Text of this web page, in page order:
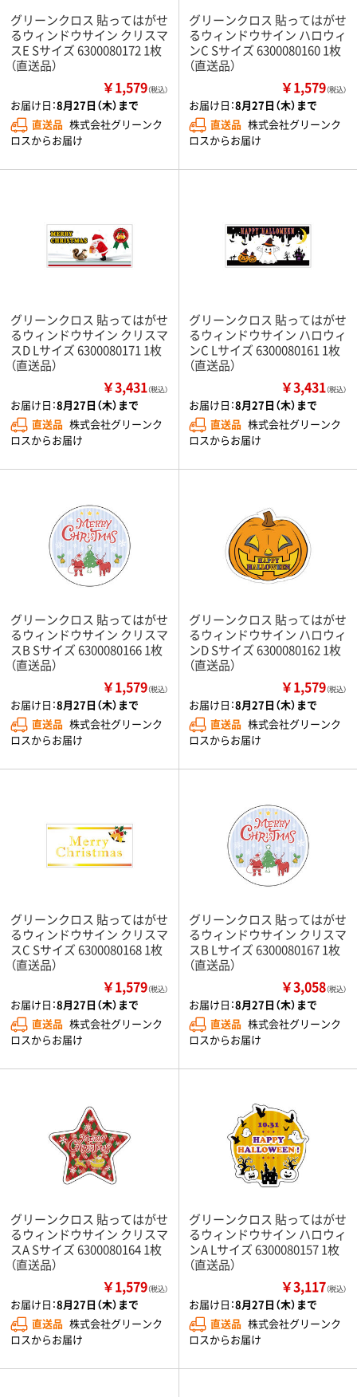
グリーンクロス 貼ってはがせ
るウィンドウサイン クリスマ
スE Sサイズ 6300080172 1枚
（直送品）
￥1,579（税込）
お届け日：8月27日（木）まで
直送品 株式会社グリーンク
ロスからお届け
グリーンクロス 貼ってはがせ
るウィンドウサイン ハロウィ
ンC Sサイズ 6300080160 1枚
（直送品）
￥1,579（税込）
お届け日：8月27日（木）まで
直送品 株式会社グリーンク
ロスからお届け
グリーンクロス 貼ってはがせ
るウィンドウサイン クリスマ
スD Lサイズ 6300080171 1枚
（直送品）
￥3,431（税込）
お届け日：8月27日（木）まで
直送品 株式会社グリーンク
ロスからお届け
グリーンクロス 貼ってはがせ
るウィンドウサイン ハロウィ
ンC Lサイズ 6300080161 1枚
（直送品）
￥3,431（税込）
お届け日：8月27日（木）まで
直送品 株式会社グリーンク
ロスからお届け
グリーンクロス 貼ってはがせ
るウィンドウサイン クリスマ
スB Sサイズ 6300080166 1枚
（直送品）
￥1,579（税込）
お届け日：8月27日（木）まで
直送品 株式会社グリーンク
ロスからお届け
グリーンクロス 貼ってはがせ
るウィンドウサイン ハロウィ
ンD Sサイズ 6300080162 1枚
（直送品）
￥1,579（税込）
お届け日：8月27日（木）まで
直送品 株式会社グリーンク
ロスからお届け
グリーンクロス 貼ってはがせ
るウィンドウサイン クリスマ
スC Sサイズ 6300080168 1枚
（直送品）
￥1,579（税込）
お届け日：8月27日（木）まで
直送品 株式会社グリーンク
ロスからお届け
グリーンクロス 貼ってはがせ
るウィンドウサイン クリスマ
スB Lサイズ 6300080167 1枚
（直送品）
￥3,058（税込）
お届け日：8月27日（木）まで
直送品 株式会社グリーンク
ロスからお届け
グリーンクロス 貼ってはがせ
るウィンドウサイン クリスマ
スA Sサイズ 6300080164 1枚
（直送品）
￥1,579（税込）
お届け日：8月27日（木）まで
直送品 株式会社グリーンク
ロスからお届け
グリーンクロス 貼ってはがせ
るウィンドウサイン ハロウィ
ンA Lサイズ 6300080157 1枚
（直送品）
￥3,117（税込）
お届け日：8月27日（木）まで
直送品 株式会社グリーンク
ロスからお届け